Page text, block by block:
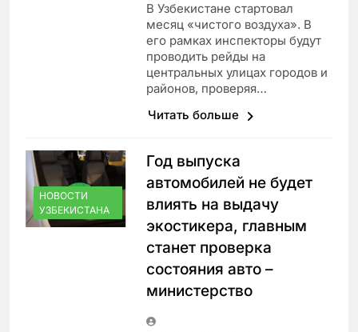
В Узбекистане стартовал
месяц «чистого воздуха». В
его рамках инспекторы будут
проводить рейды на
центральных улицах городов и
районов, проверяя…
Читать больше
НОВОСТИ
УЗБЕКИСТАНА
Год выпуска
автомобилей не будет
влиять на выдачу
экостикера, главным
станет проверка
состояния авто –
министерство